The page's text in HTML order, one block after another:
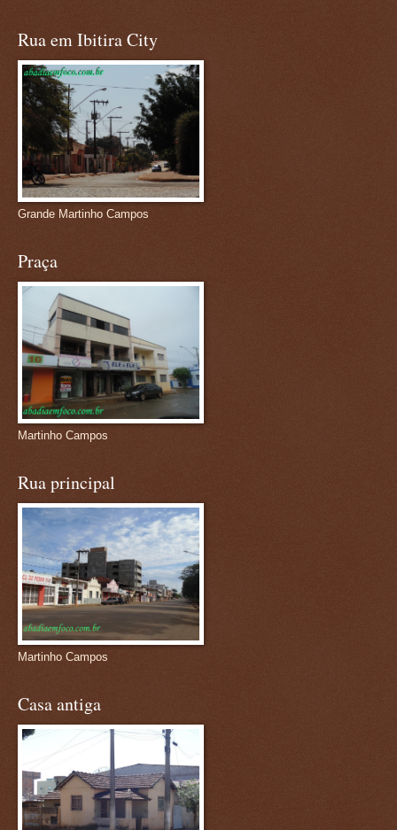
Rua em Ibitira City
Grande Martinho Campos
Praça
Martinho Campos
Rua principal
Martinho Campos
Casa antiga